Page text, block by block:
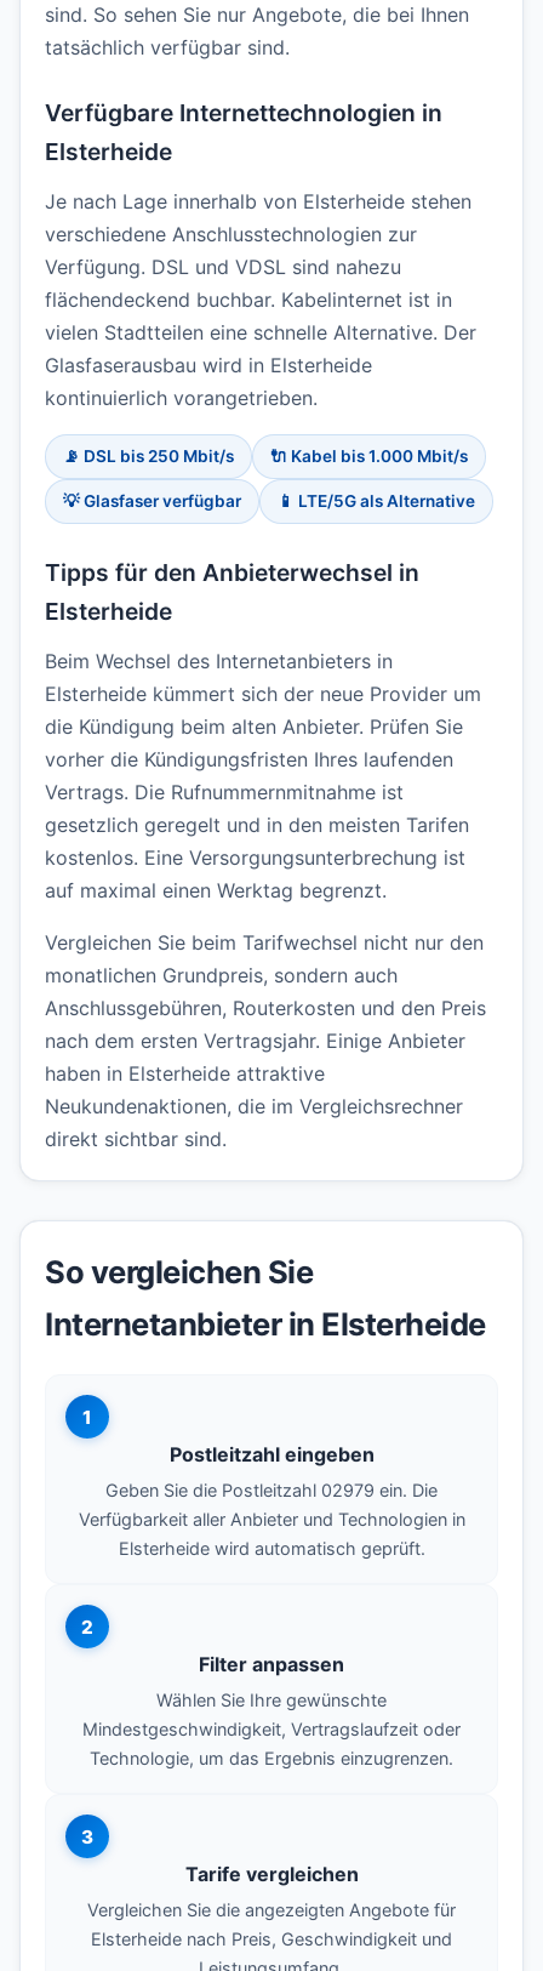
sind. So sehen Sie nur Angebote, die bei Ihnen
tatsächlich verfügbar sind.
Verfügbare Internettechnologien in
Elsterheide
Je nach Lage innerhalb von Elsterheide stehen
verschiedene Anschlusstechnologien zur
Verfügung. DSL und VDSL sind nahezu
flächendeckend buchbar. Kabelinternet ist in
vielen Stadtteilen eine schnelle Alternative. Der
Glasfaserausbau wird in Elsterheide
kontinuierlich vorangetrieben.
📡 DSL bis 250 Mbit/s 🔌 Kabel bis 1.000 Mbit/s
💡 Glasfaser verfügbar 📱 LTE/5G als Alternative
Tipps für den Anbieterwechsel in
Elsterheide
Beim Wechsel des Internetanbieters in
Elsterheide kümmert sich der neue Provider um
die Kündigung beim alten Anbieter. Prüfen Sie
vorher die Kündigungsfristen Ihres laufenden
Vertrags. Die Rufnummernmitnahme ist
gesetzlich geregelt und in den meisten Tarifen
kostenlos. Eine Versorgungsunterbrechung ist
auf maximal einen Werktag begrenzt.
Vergleichen Sie beim Tarifwechsel nicht nur den
monatlichen Grundpreis, sondern auch
Anschlussgebühren, Routerkosten und den Preis
nach dem ersten Vertragsjahr. Einige Anbieter
haben in Elsterheide attraktive
Neukundenaktionen, die im Vergleichsrechner
direkt sichtbar sind.
So vergleichen Sie
Internetanbieter in Elsterheide
1
Postleitzahl eingeben
Geben Sie die Postleitzahl 02979 ein. Die
Verfügbarkeit aller Anbieter und Technologien in
Elsterheide wird automatisch geprüft.
2
Filter anpassen
Wählen Sie Ihre gewünschte
Mindestgeschwindigkeit, Vertragslaufzeit oder
Technologie, um das Ergebnis einzugrenzen.
3
Tarife vergleichen
Vergleichen Sie die angezeigten Angebote für
Elsterheide nach Preis, Geschwindigkeit und